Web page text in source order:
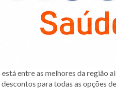
entre as melhores da região
para todas as opções de